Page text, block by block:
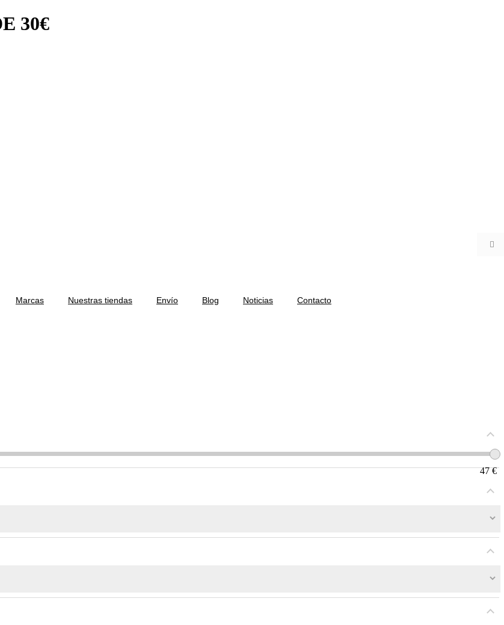
30€

Marcas Nuestras tiendas Envío Blog Noticias Contacto
47 €